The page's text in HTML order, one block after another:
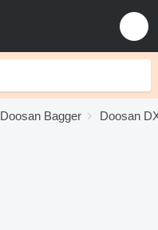
Doosan Bagger Doosan